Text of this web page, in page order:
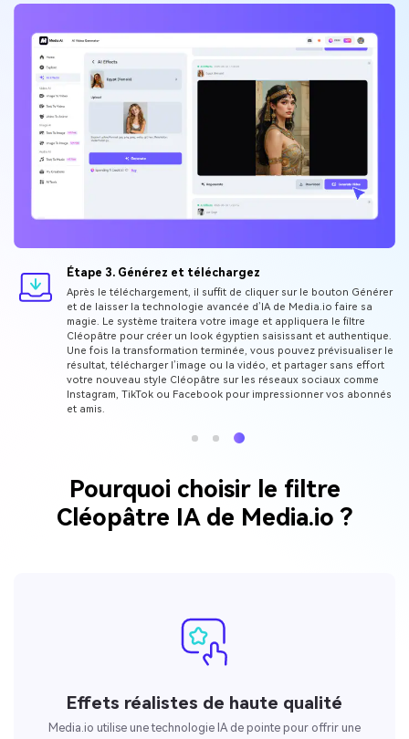
Étape 3. Générez et téléchargez
Après le téléchargement, il suffit de cliquer sur le bouton Générer
et de laisser la technologie avancée d’IA de Media.io faire sa
magie. Le système traitera votre image et appliquera le filtre
Cléopâtre pour créer un look égyptien saisissant et authentique.
Une fois la transformation terminée, vous pouvez prévisualiser le
résultat, télécharger l’image ou la vidéo, et partager sans effort
votre nouveau style Cléopâtre sur les réseaux sociaux comme
Instagram, TikTok ou Facebook pour impressionner vos abonnés
et amis.
Pourquoi choisir le filtre
Cléopâtre IA de Media.io ?
Effets réalistes de haute qualité
Media.io utilise une technologie IA de pointe pour offrir une